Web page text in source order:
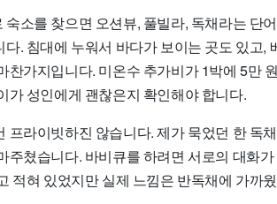
소를 찾으면 오션뷰, 풀빌라, 독채라는 단
. 침대에 누워서 바다가 보이는 곳도 있고,
찬가지입니다. 미온수 추가비가 1박에 5만
가 성인에게 괜찮은지 확인해야 합니다.
프라이빗하진 않습니다. 제가 묵었던 한 독
주쳤습니다. 바비큐를 하려면 서로의 대화
적혀 있었지만 실제 느낌은 반독채에 가까